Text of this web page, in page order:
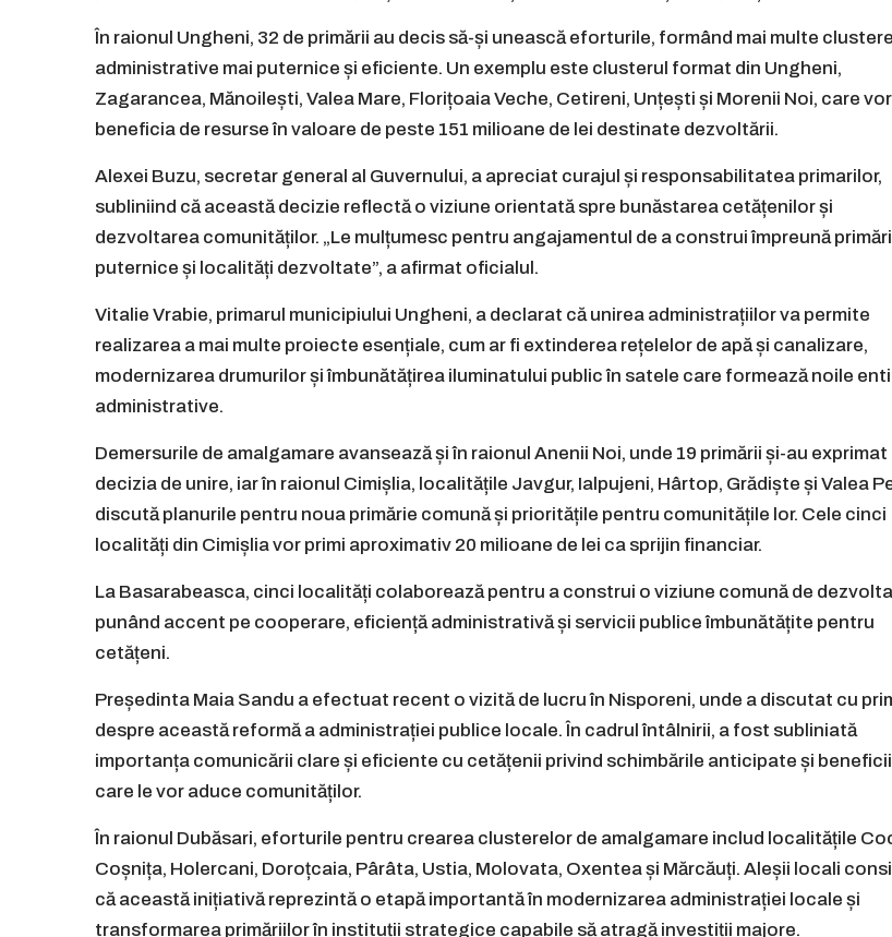
În raionul Ungheni, 32 de primării au decis să-și unească eforturile, formând mai multe clustere
administrative mai puternice și eficiente. Un exemplu este clusterul format din Ungheni,
Zagarancea, Mănoilești, Valea Mare, Florițoaia Veche, Cetireni, Unțești și Morenii Noi, care vor
beneficia de resurse în valoare de peste 151 milioane de lei destinate dezvoltării.
Alexei Buzu, secretar general al Guvernului, a apreciat curajul și responsabilitatea primarilor,
subliniind că această decizie reflectă o viziune orientată spre bunăstarea cetățenilor și
dezvoltarea comunităților. „Le mulțumesc pentru angajamentul de a construi împreună
puternice și localități dezvoltate”, a afirmat oficialul.
Vitalie Vrabie, primarul municipiului Ungheni, a declarat că unirea administrațiilor va permite
realizarea a mai multe proiecte esențiale, cum ar fi extinderea rețelelor de apă și canalizare,
modernizarea drumurilor și îmbunătățirea iluminatului public în satele care formează noile
administrative.
Demersurile de amalgamare avansează și în raionul Anenii Noi, unde 19 primării și-au exprimat
decizia de unire, iar în raionul Cimișlia, localitățile Javgur, Ialpujeni, Hârtop, Grădiște și Valea
discută planurile pentru noua primărie comună și prioritățile pentru comunitățile lor. Cele cinci
localități din Cimișlia vor primi aproximativ 20 milioane de lei ca sprijin financiar.
La Basarabeasca, cinci localități colaborează pentru a construi o viziune comună de
punând accent pe cooperare, eficiență administrativă și servicii publice îmbunătățite pentru
cetățeni.
Președinta Maia Sandu a efectuat recent o vizită de lucru în Nisporeni, unde a discutat cu
despre această reformă a administrației publice locale. În cadrul întâlnirii, a fost subliniată
importanța comunicării clare și eficiente cu cetățenii privind schimbările anticipate și
care le vor aduce comunităților.
În raionul Dubăsari, eforturile pentru crearea clusterelor de amalgamare includ localitățile
Coșnița, Holercani, Doroțcaia, Pârâta, Ustia, Molovata, Oxentea și Mărcăuți. Aleșii locali
că această inițiativă reprezintă o etapă importantă în modernizarea administrației locale și
transformarea primăriilor în instituții strategice capabile să atragă investiții majore.